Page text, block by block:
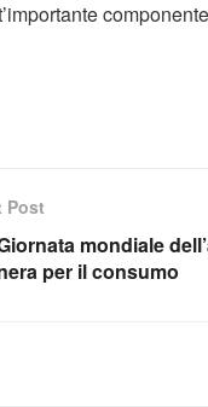
Post
mondiale
per il consumo